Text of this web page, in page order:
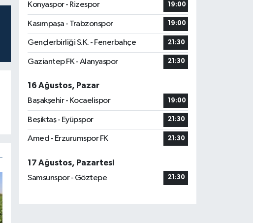
Konyaspor - Rizespor
19:00
Kasımpaşa - Trabzonspor 19:00
Gençlerbirliği S.K. - Fenerbahçe 21:30
Gaziantep FK - Alanyaspor 21:30
16 Ağustos, Pazar
Başakşehir - Kocaelispor
19:00
Beşiktaş - Eyüpspor 21:30
Amed - Erzurumspor FK 21:30
17 Ağustos, Pazartesi
Samsunspor - Göztepe
21:30